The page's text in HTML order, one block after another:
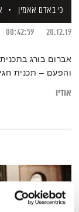
כי באדם אאמין
20.12.19
00:42:59
אברום בורג
והפעם – תכנית
אודיו